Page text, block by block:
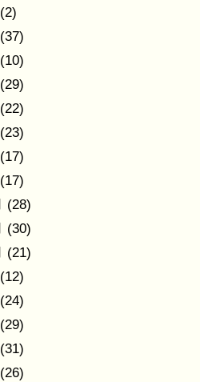
(2)
(37)
(10)
(29)
(22)
(23)
(17)
(17)
(28)
(30)
(21)
(12)
(24)
(29)
(31)
(26)